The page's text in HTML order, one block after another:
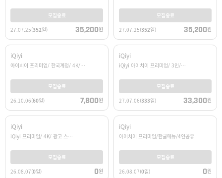
모집종료
27.07.25(352일) 35,200원
모집종료
27.07.25(352일) 35,200원
iQiyi
아이치이 프리미엄/ 한국계정/ 4K/…
모집종료
26.10.06(60일) 7,800원
iQiyi
iQiyi 아이치이 프리미엄/ 3인/…
모집종료
27.07.06(333일) 33,300원
iQiyi
iQiyi 프리미엄/ 4K/ 광고 스…
모집종료
26.08.07(0일) 0원
iQiyi
아이치이 프리미엄/한글메뉴/4인공유
모집종료
26.08.07(0일) 0원